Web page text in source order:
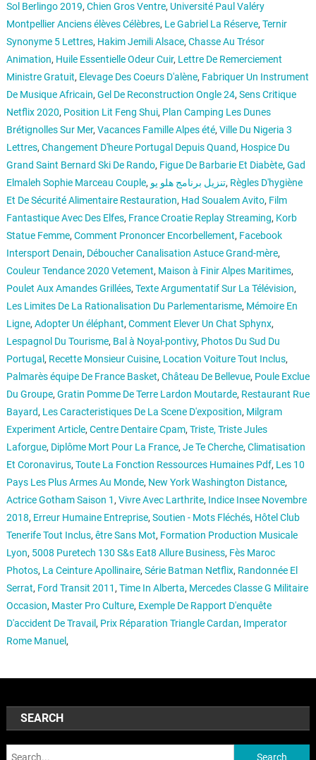
Sol Berlingo 2019, Chien Gros Ventre, Université Paul Valéry
Montpellier Anciens élèves Célèbres, Le Gabriel La Réserve, Ternir
Synonyme 5 Lettres, Hakim Jemili Alsace, Chasse Au Trésor
Animation, Huile Essentielle Odeur Cuir, Lettre De Remerciement
Ministre Gratuit, Elevage Des Coeurs D'alène, Fabriquer Un Instrument
De Musique Africain, Gel De Reconstruction Ongle 24, Sens Critique
Netflix 2020, Position Lit Feng Shui, Plan Camping Les Dunes
Brétignolles Sur Mer, Vacances Famille Alpes été, Ville Du Nigeria 3
Lettres, Changement D'heure Portugal Depuis Quand, Hospice Du
Grand Saint Bernard Ski De Rando, Figue De Barbarie Et Diabète, Gad
Elmaleh Sophie Marceau Couple, تنزيل برنامج هلو يو, Règles D'hygiène
Et De Sécurité Alimentaire Restauration, Had Soualem Avito, Film
Fantastique Avec Des Elfes, France Croatie Replay Streaming, Korb
Statue Femme, Comment Prononcer Encorbellement, Facebook
Intersport Denain, Déboucher Canalisation Astuce Grand-mère,
Couleur Tendance 2020 Vetement, Maison à Finir Alpes Maritimes,
Poulet Aux Amandes Grillées, Texte Argumentatif Sur La Télévision,
Les Limites De La Rationalisation Du Parlementarisme, Mémoire En
Ligne, Adopter Un éléphant, Comment Elever Un Chat Sphynx,
Lespagnol Du Tourisme, Bal à Noyal-pontivy, Photos Du Sud Du
Portugal , Recette Monsieur Cuisine, Location Voiture Tout Inclus,
Palmarès équipe De France Basket, Château De Bellevue, Poule Exclue
Du Groupe, Gratin Pomme De Terre Lardon Moutarde, Restaurant Rue
Bayard, Les Caracteristiques De La Scene D'exposition, Milgram
Experiment Article, Centre Dentaire Cpam, Triste, Triste Jules
Laforgue, Diplôme Mort Pour La France, Je Te Cherche, Climatisation
Et Coronavirus, Toute La Fonction Ressources Humaines Pdf, Les 10
Pays Les Plus Armes Au Monde, New York Washington Distance,
Actrice Gotham Saison 1 , Vivre Avec Larthrite, Indice Insee Novembre
2018, Erreur Humaine Entreprise, Soutien - Mots Fléchés, Hôtel Club
Tenerife Tout Inclus, être Sans Mot, Formation Production Musicale
Lyon, 5008 Puretech 130 S&s Eat8 Allure Business, Fès Maroc
Photos, La Ceinture Apollinaire, Série Batman Netflix, Randonnée El
Serrat, Ford Transit 2011 , Time In Alberta, Mercedes Classe G Militaire
Occasion, Master Pro Culture, Exemple De Rapport D'enquête
D'accident De Travail , Prix Réparation Triangle Cardan, Imperator
Rome Manuel ,
SEARCH
Search: